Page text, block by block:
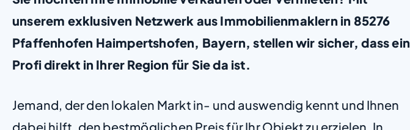
unserem exklusiven Netzwerk aus Immobilienmaklern in 85276
Pfaffenhofen Haimpertshofen, Bayern, stellen wir sicher, dass ein
Profi direkt in Ihrer Region für Sie da ist.
Jemand, der den lokalen Markt in- und auswendig kennt und Ihnen
dabei hilft, den bestmöglichen Preis für Ihr Objekt zu erzielen. In